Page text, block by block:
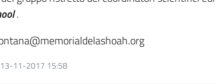
.
13-11-2017 15:58